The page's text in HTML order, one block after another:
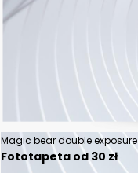
Fototapeta od 30 zł